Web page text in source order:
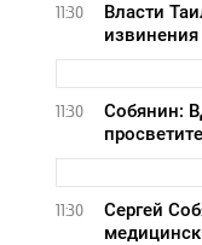
11:30
Власти
извинения
11:30
Собянин:
11:30
Сергей